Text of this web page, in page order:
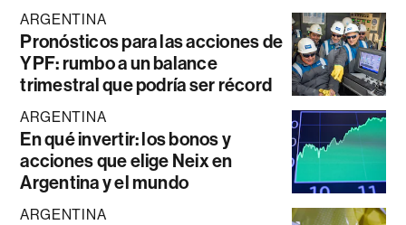
ARGENTINA
Pronósticos para las acciones de
YPF: rumbo a un balance
trimestral que podría ser récord
ARGENTINA
En qué invertir: los bonos y
acciones que elige Neix en
Argentina y el mundo
ARGENTINA